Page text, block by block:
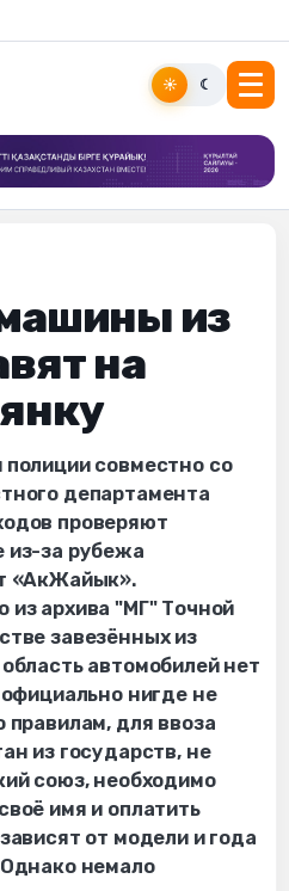
☀ ☾
из
на
совместно со
департамента
проверяют
из-за рубежа
«АкЖайык».
из архива "МГ" Точной
завезённых из
автомобилей нет
нигде не
правилам, для ввоза
из государств, не
союз, необходимо
имя и оплатить
от модели и года
немало